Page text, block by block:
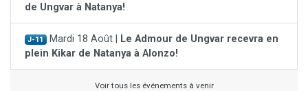
de Ungvar à Natanya!
J-11 Mardi 18 Août |
Le Admour de Ungvar recevra en
plein Kikar de Natanya à Alonzo!
Voir tous les événements à venir